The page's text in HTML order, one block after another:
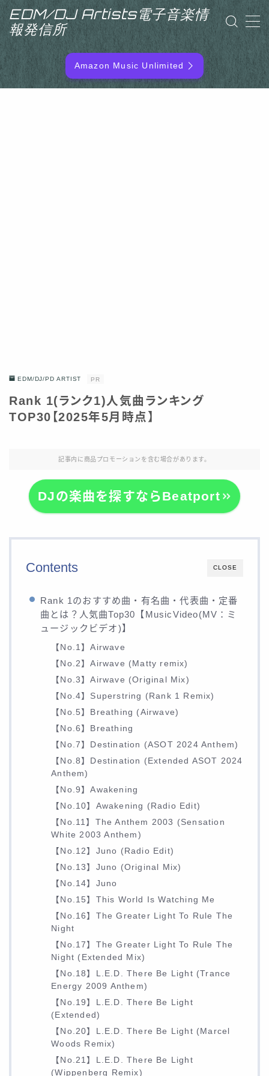
EDM/DJ Artists電子音楽情
報発信所
MENU
EDM/DJ/PD ARTIST
Amazon Music Unlimited
EDM/DJ/PD ARTIST PR
Rank 1(ランク1)人気曲ランキング
TOP30【2025年5月時点】
記事内に商品プロモーションを含む場合があります。
DJの楽曲を探すならBeatport
CLOSE
Contents
Rank 1のおすすめ曲・有名曲・代表曲・定番
曲とは？人気曲Top30【MusicVideo(MV：ミ
ュージックビデオ)】
【No.1】Airwave
【No.2】Airwave (Matty remix)
【No.3】Airwave (Original Mix)
【No.4】Superstring (Rank 1 Remix)
【No.5】Breathing (Airwave)
【No.6】Breathing
【No.7】Destination (ASOT 2024 Anthem)
【No.8】Destination (Extended ASOT 2024
Anthem)
【No.9】Awakening
【No.10】Awakening (Radio Edit)
【No.11】The Anthem 2003 (Sensation
White 2003 Anthem)
【No.12】Juno (Radio Edit)
【No.13】Juno (Original Mix)
【No.14】Juno
【No.15】This World Is Watching Me
【No.16】The Greater Light To Rule The
Night
【No.17】The Greater Light To Rule The
Night (Extended Mix)
【No.18】L.E.D. There Be Light (Trance
Energy 2009 Anthem)
【No.19】L.E.D. There Be Light
(Extended)
【No.20】L.E.D. There Be Light (Marcel
Woods Remix)
【No.21】L.E.D. There Be Light
(Wippenberg Remix)